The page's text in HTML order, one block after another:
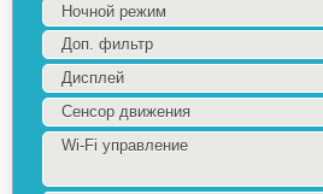
Ночной режим
Доп. фильтр
Дисплей
Сенсор движения
Wi-Fi управление